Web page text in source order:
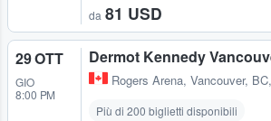
da 81 USD
29 OTT
GIO
8:00 PM
Dermot Kennedy
Rogers Arena, Vancouver,
Più di 200 biglietti disponibili